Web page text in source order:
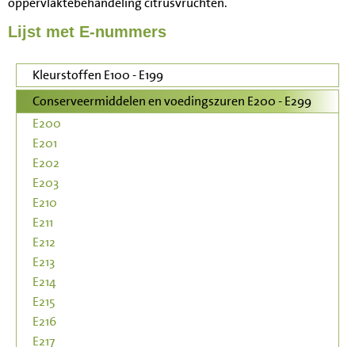
Lijst met E-nummers
Kleurstoffen E100 - E199
Conserveermiddelen en voedingszuren E200 - E299
E200
E201
E202
E203
E210
E211
E212
E213
E214
E215
E216
E217